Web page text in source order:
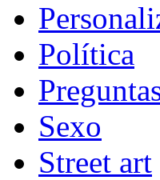
Política
Sexo
Street art